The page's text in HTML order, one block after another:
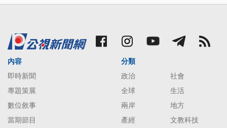
內容
即時新聞
專題策展
數位敘事
當期節目
分類
政治
社會
全球
生活
兩岸
地方
產經
文教科技